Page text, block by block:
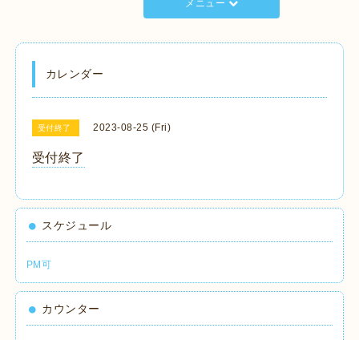
メニュー
カレンダー
受付終了 2023-08-25 (Fri)
受付終了
スケジュール
PM可
カウンター